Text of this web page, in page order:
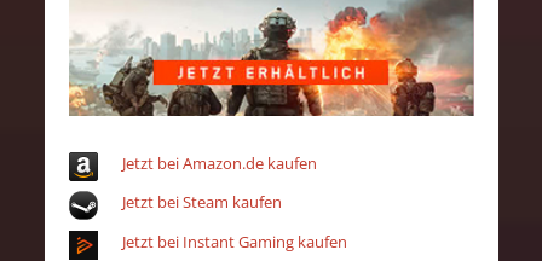
Jetzt bei Amazon.de kaufen
Jetzt bei Steam kaufen
Jetzt bei Instant Gaming kaufen